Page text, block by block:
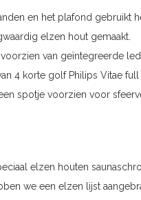
en het plafond gebruikt
elzen hout gemaakt.
van geïntegreerde
4 korte golf Philips Vitae
spotje voorzien voor
elzen houten
we een elzen lijst